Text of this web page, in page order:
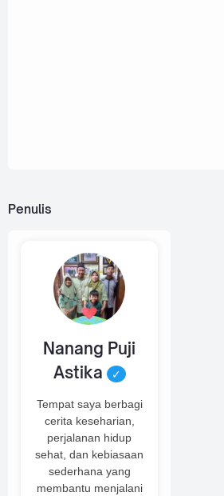
Penulis
Nanang Puji
Astika
✓
Tempat saya berbagi
cerita keseharian,
perjalanan hidup
sehat, dan kebiasaan
sederhana yang
membantu menjalani